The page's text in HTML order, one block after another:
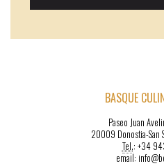
BASQUE
Paseo Juan
20009 Donostia-San
Tel.: +34
email: